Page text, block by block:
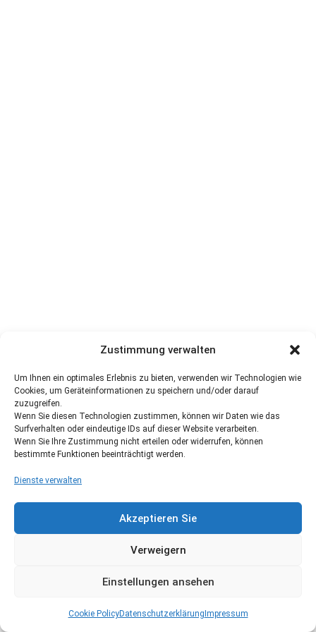
Zustimmung verwalten
Um Ihnen ein optimales Erlebnis zu bieten, verwenden wir Technologien wie
Cookies, um Geräteinformationen zu speichern und/oder darauf
zuzugreifen.
Wenn Sie diesen Technologien zustimmen, können wir Daten wie das
Surfverhalten oder eindeutige IDs auf dieser Website verarbeiten.
Wenn Sie Ihre Zustimmung nicht erteilen oder widerrufen, können
bestimmte Funktionen beeinträchtigt werden.
Dienste verwalten
Akzeptieren Sie
Verweigern
Einstellungen ansehen
Cookie PolicyDatenschutzerklärung Impressum